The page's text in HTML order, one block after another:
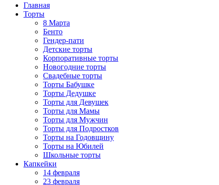
Главная
Торты
8 Марта
Бенто
Гендер-пати
Детские торты
Корпоративные торты
Новогодние торты
Свадебные торты
Торты Бабушке
Торты Дедушке
Торты для Девушек
Торты для Мамы
Торты для Мужчин
Торты для Подростков
Торты на Годовщину
Торты на Юбилей
Школьные торты
Капкейки
14 февраля
23 февраля